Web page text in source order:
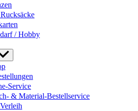
/ Hobby
Service
& Material-Bestellservice